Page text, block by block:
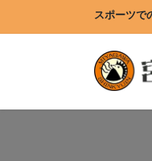
に
ョ
スポーツで